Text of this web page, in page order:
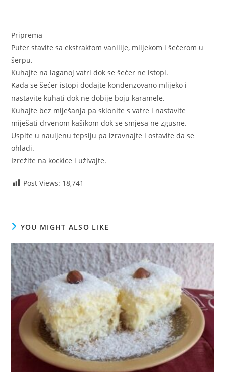
Priprema
Puter stavite sa ekstraktom vanilije, mlijekom i šećerom u
šerpu.
Kuhajte na laganoj vatri dok se šećer ne istopi.
Kada se šećer istopi dodajte kondenzovano mlijeko i
nastavite kuhati dok ne dobije boju karamele.
Kuhajte bez miješanja pa sklonite s vatre i nastavite
miješati drvenom kašikom dok se smjesa ne zgusne.
Uspite u nauljenu tepsiju pa izravnajte i ostavite da se
ohladi.
Izrežite na kockice i uživajte.
Post Views: 18,741
YOU MIGHT ALSO LIKE